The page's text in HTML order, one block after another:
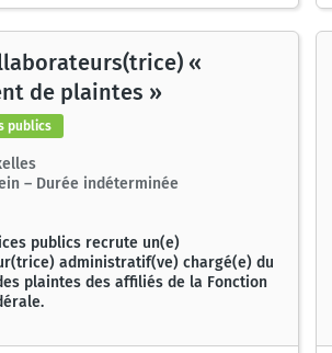
«
de plaintes »
publics
– Durée indéterminée
publics recrute un(e)
administratif(ve) chargé(e) du
plaintes des affiliés de la Fonction